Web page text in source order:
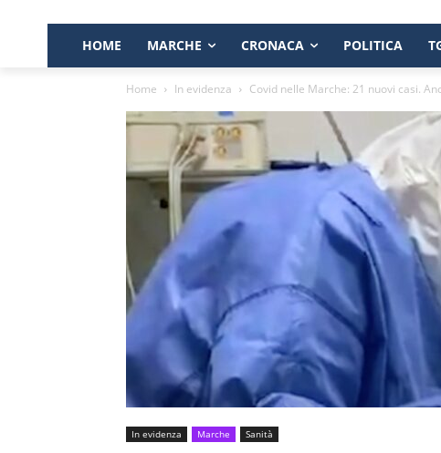
HOME MARCHE CRONACA POLITICA
Home In evidenza Covid nelle Marche: 21 nuovi casi.
In evidenza Marche Sanità